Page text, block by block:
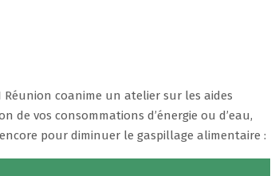
Réunion coanime un atelier sur les aides
de vos consommations d’énergie ou d’eau,
pour diminuer le gaspillage alimentaire :